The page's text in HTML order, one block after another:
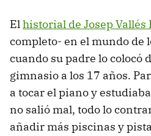
Elhistorial de Josep Vallés
completo- en el mundo de
cuando su padre lo colocó
gimnasio a los 17 años.
a tocar el piano y
no salió mal, todo lo
añadir más piscinas y